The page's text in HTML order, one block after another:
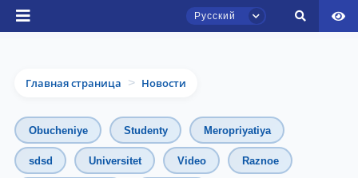
Русский
Главная страница > Новости
Obucheniye Studenty Meropriyatiya
sdsd Universitet Video Raznoe